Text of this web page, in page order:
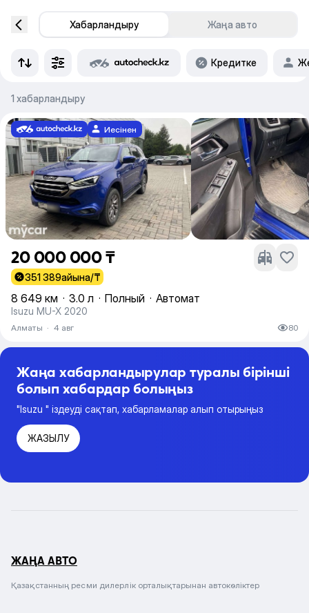
Хабарландыру Жаңа авто
Кредитке
1 хабарландыру
Иесінен
20 000 000 ₸
351 389айына/₸
8 649 км · 3.0 л · Полный · Автомат
Isuzu MU-X 2020
Алматы · 4 авг 80
Жаңа хабарландырулар туралы бірінші
болып хабардар болыңыз
"Isuzu " іздеуді сақтап, хабарламалар алып отырыңыз
ЖАЗЫЛУ
ЖАҢА АВТО
Қазақстанның ресми дилерлік орталықтарынан автокөліктер